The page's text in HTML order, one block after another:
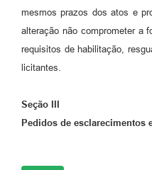
mesmos prazos dos atos e
alteração não comprometer a
requisitos de habilitação,
licitantes.
Seção III
Pedidos de esclarecimentos